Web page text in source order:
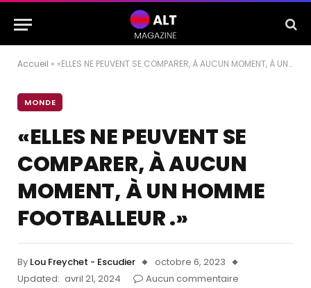
Accueil » «ELLES NE PEUVENT SE COMPARER, À AUCUN MOMENT, À UN HOMME FOOTBALLEUR .»
MONDE
«ELLES NE PEUVENT SE
COMPARER, À AUCUN
MOMENT, À UN HOMME
FOOTBALLEUR .»
By Lou Freychet - Escudier
octobre 6, 2023
Updated: avril 21, 2024
Aucun commentaire